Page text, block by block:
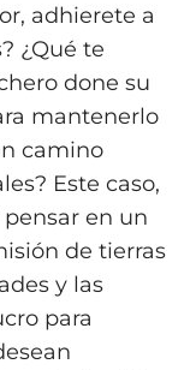
adhierete a
¿Qué te
done su
mantenerlo
camino
Este caso,
en un
de tierras
y las
para